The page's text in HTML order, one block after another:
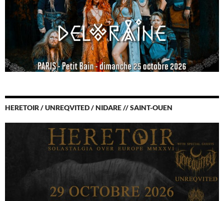
HERETOIR / UNREQVITED / NIDARE // SAINT-OUEN